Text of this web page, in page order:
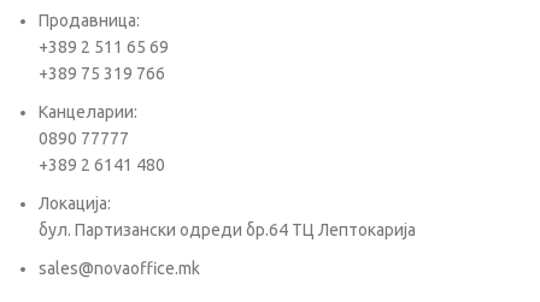
Продавница:
+389 2 511 65 69
+389 75 319 766
Канцеларии:
0890 77777
+389 2 6141 480
Локација:
бул. Партизански одреди бр.64 ТЦ Лептокарија
sales@novaoffice.mk